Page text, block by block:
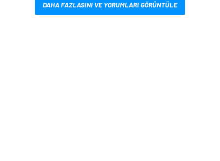
DAHA FAZLASINI VE YORUMLARI GÖRÜNTÜLE